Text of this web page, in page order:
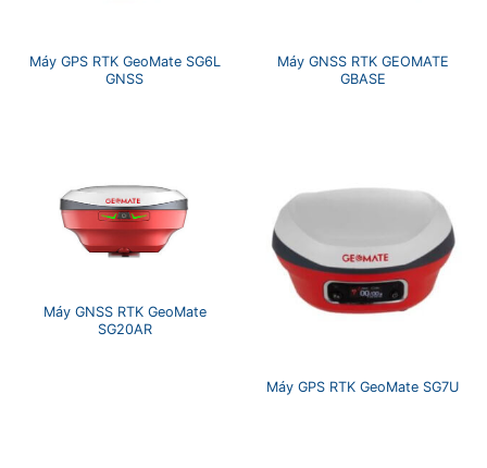
Máy GPS RTK GeoMate SG6L
GNSS
Máy GNSS RTK GEOMATE
GBASE
Máy GNSS RTK GeoMate
SG20AR
Máy GPS RTK GeoMate SG7U